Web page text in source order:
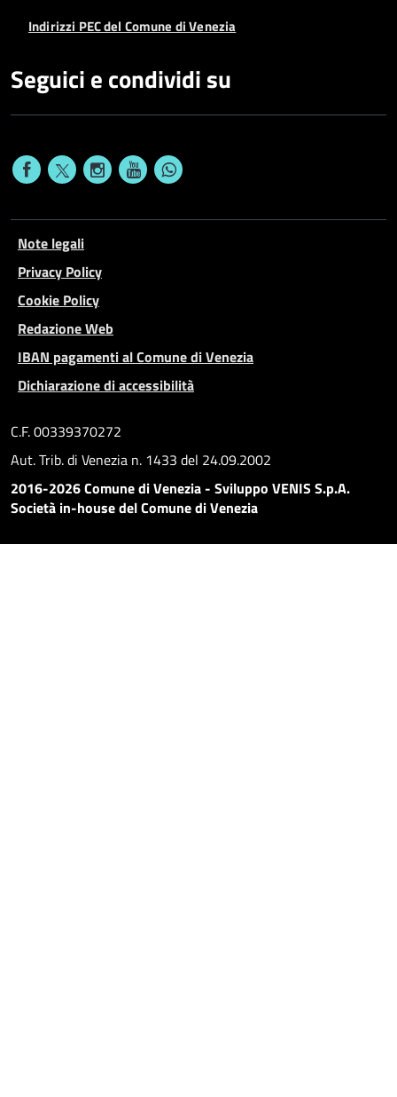
Indirizzi PEC del Comune di Venezia
Seguici e condividi su
Note legali
Privacy Policy
Cookie Policy
Redazione Web
IBAN pagamenti al Comune di Venezia
Dichiarazione di accessibilità
C.F. 00339370272
Aut. Trib. di Venezia n. 1433 del 24.09.2002
2016-2026 Comune di Venezia - Sviluppo VENIS S.p.A.
Società in-house del Comune di Venezia